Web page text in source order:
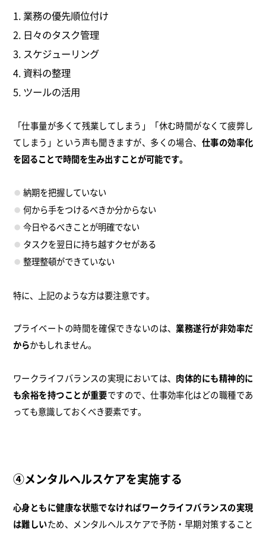
業務の優先順位付け
日々のタスク管理
スケジューリング
資料の整理
ツールの活用
「仕事量が多くて残業してしまう」「休む時間がなくて疲弊し
てしまう」という声も聞きますが、多くの場合、 仕事の効率化
を図ることで時間を生み出すことが可能です。
納期を把握していない
何から手をつけるべきか分からない
今日やるべきことが明確でない
タスクを翌日に持ち越すクセがある
整理整頓ができていない
特に、上記のような方は要注意です。
プライベートの時間を確保できないのは、業務遂行が非効率だ
からかもしれません。
ワークライフバランスの実現においては、 肉体的にも精神的に
も余裕を持つことが重要ですので、仕事効率化はどの職種であ
っても意識しておくべき要素です。
④メンタルヘルスケアを実施する
心身ともに健康な状態でなければワークライフバランスの実現
は難しいため、メンタルヘルスケアで予防・早期対策すること